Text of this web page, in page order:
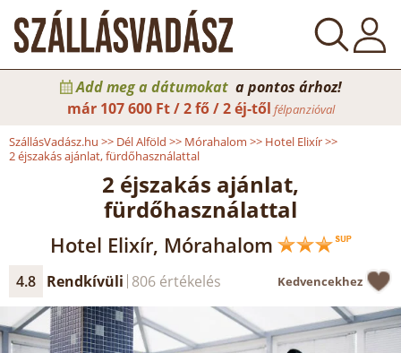
Add meg a dátumokat a pontos árhoz!
már 107 600 Ft / 2 fő / 2 éj-től félpanzióval
SzállásVadász.hu >> Dél Alföld >> Mórahalom >> Hotel Elixír>>
2 éjszakás ajánlat, fürdőhasználattal
2 éjszakás ajánlat,
fürdőhasználattal
Hotel Elixír, Mórahalom
4.8 Rendkívüli 806 értékelés Kedvencekhez